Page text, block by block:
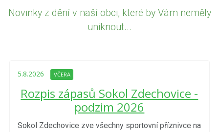
Novinky z dění v naší obci, které by Vám neměly
uniknout...
5.8.2026 VČERA
Rozpis zápasů Sokol Zdechovice -
podzim 2026
Sokol Zdechovice zve všechny sportovní příznivce na